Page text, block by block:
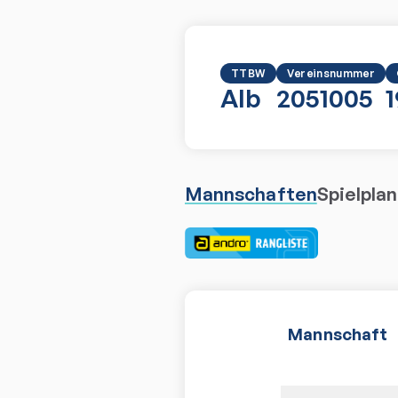
TTBW
Alb
Vereinsnummer
2051005
MannschaftenSpielplan
Mannschaft